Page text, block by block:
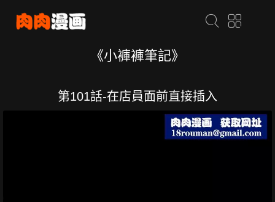
《小褲褲筆記》
第101話-在店員面前直接插入